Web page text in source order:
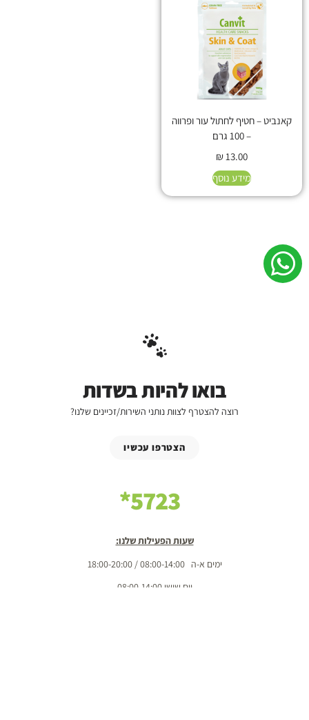
קאנביט – חטיף לחתול עור ופרווה
– 100 גרם
₪13.00
מידע נוסף
בואו להיות בשדות
רוצה להצטרף לצוות נותני השירות/זכיינים שלנו?
הצטרפו עכשיו
5723*
שעות הפעילות שלנו:
ימים א-ה 08:00-14:00 / 18:00-20:00
יום שישי 08:00-14:00